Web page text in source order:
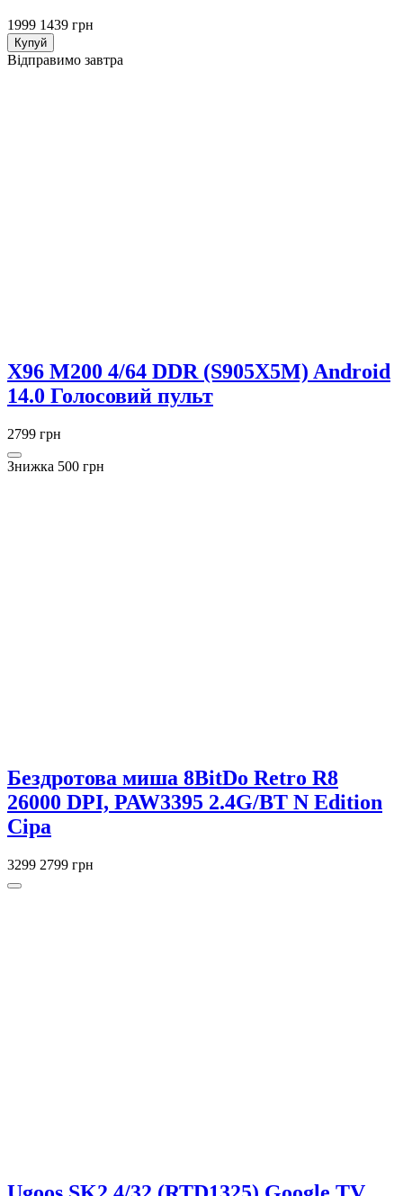
1999 1439 грн
Купуй
Відправимо завтра
X96 M200 4/64 DDR (S905X5M) Android
14.0 Голосовий пульт
2799 грн
Знижка 500 грн
Бездротова миша 8BitDo Retro R8
26000 DPI, PAW3395 2.4G/BT N Edition
Сіра
3299 2799 грн